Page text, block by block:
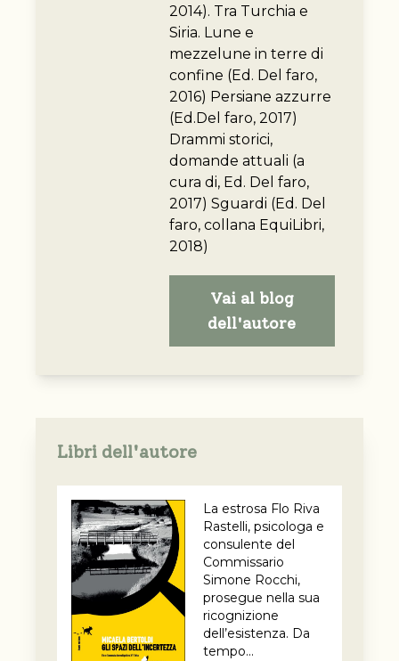
2014). Tra Turchia e
Siria. Lune e
mezzelune in terre di
confine (Ed. Del faro,
2016) Persiane azzurre
(Ed.Del faro, 2017)
Drammi storici,
domande attuali (a
cura di, Ed. Del faro,
2017) Sguardi (Ed. Del
faro, collana EquiLibri,
2018)
Vai al blog
dell'autore
Libri dell'autore
La estrosa Flo Riva
Rastelli, psicologa e
consulente del
Commissario
Simone Rocchi,
prosegue nella sua
ricognizione
dell’esistenza. Da
tempo...